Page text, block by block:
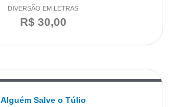
DIVERSÃO EM LETRAS
R$30,00
Alguém Salve o Túlio